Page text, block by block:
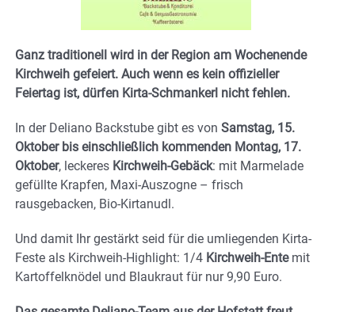
Ganz traditionell wird in der Region am Wochenende
Kirchweih gefeiert. Auch wenn es kein offizieller
Feiertag ist, dürfen Kirta-Schmankerl nicht fehlen.
In der Deliano Backstube gibt es von Samstag, 15.
Oktober bis einschließlich kommenden Montag, 17.
Oktober, leckeres Kirchweih-Gebäck: mit Marmelade
gefüllte Krapfen, Maxi-Auszogne – frisch
rausgebacken, Bio-Kirtanudl.
Und damit Ihr gestärkt seid für die umliegenden Kirta-
Feste als Kirchweih-Highlight: 1/4 Kirchweih-Entemit
Kartoffelknödel und Blaukraut für nur 9,90 Euro.